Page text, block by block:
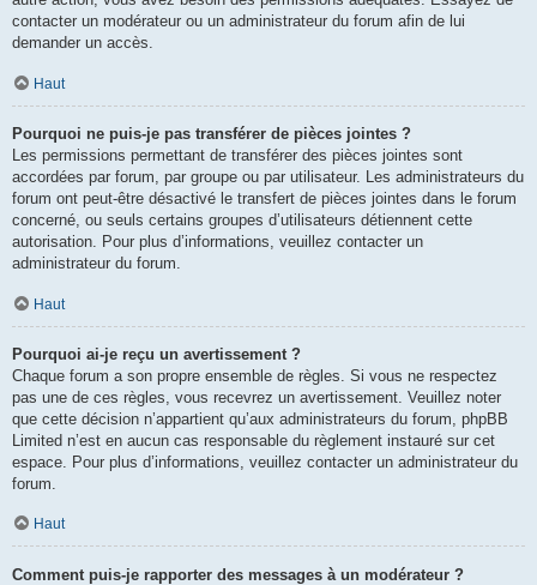
contacter un modérateur ou un administrateur du forum afin de lui
demander un accès.
Haut
Pourquoi ne puis-je pas transférer de pièces jointes ?
Les permissions permettant de transférer des pièces jointes sont
accordées par forum, par groupe ou par utilisateur. Les administrateurs du
forum ont peut-être désactivé le transfert de pièces jointes dans le forum
concerné, ou seuls certains groupes d’utilisateurs détiennent cette
autorisation. Pour plus d’informations, veuillez contacter un
administrateur du forum.
Haut
Pourquoi ai-je reçu un avertissement ?
Chaque forum a son propre ensemble de règles. Si vous ne respectez
pas une de ces règles, vous recevrez un avertissement. Veuillez noter
que cette décision n’appartient qu’aux administrateurs du forum, phpBB
Limited n’est en aucun cas responsable du règlement instauré sur cet
espace. Pour plus d’informations, veuillez contacter un administrateur du
forum.
Haut
Comment puis-je rapporter des messages à un modérateur ?